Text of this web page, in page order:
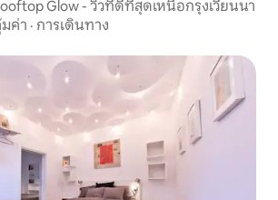
Glow - วิวที่ดีที่สุดเหนือกรุงเวียนนา
ค่า · การเดินทาง